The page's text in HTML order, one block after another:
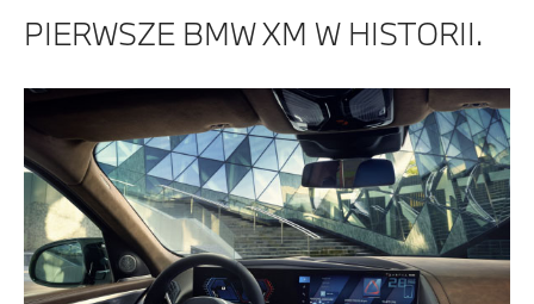
PIERWSZE BMW XM W HISTORII.